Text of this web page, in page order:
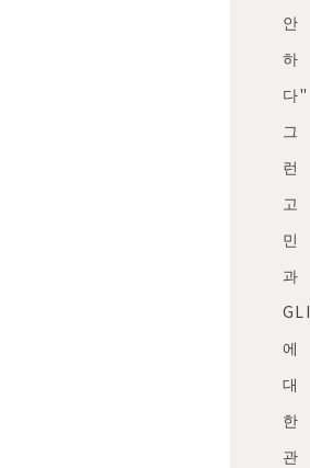
안
하
다"
그
런
고
민
과
GLI
에
대
한
관